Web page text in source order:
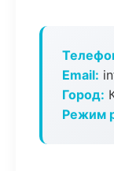
Email:
Город:
Режим